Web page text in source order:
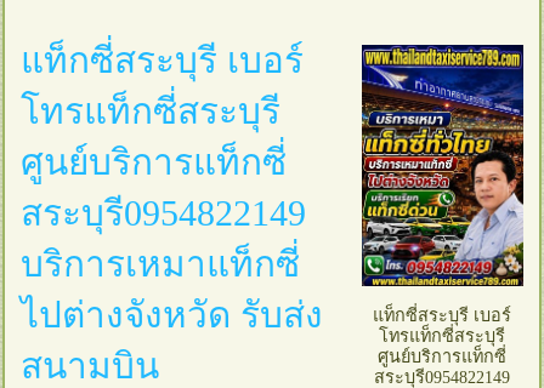
แท็กซี่สระบุรี เบอร์
โทรแท็กซี่สระบุรี
ศูนย์บริการแท็กซี่
สระบุรี0954822149
แท็กซี่สระบุรี เบอร์
โทรแท็กซี่สระบุรี
ศูนย์บริการแท็กซี่
สระบุรี0954822149
บริการเหมาแท็กซี่
ไปต่างจังหวัด รับส่ง
สนามบิน